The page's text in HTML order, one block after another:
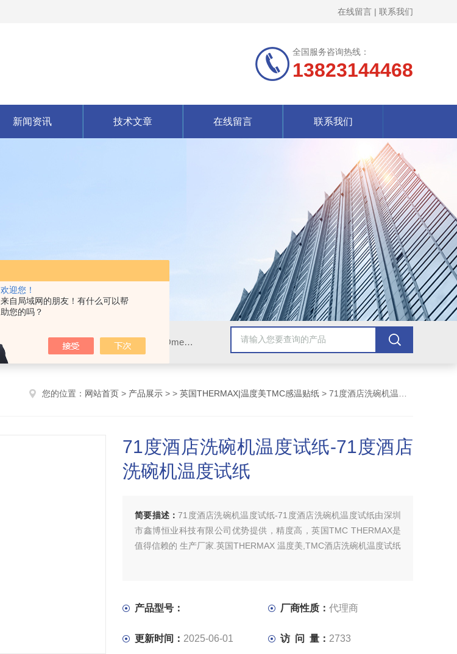
欢迎您！
来自局域网的朋友！有什么可以帮
助您的吗？
在线留言 | 联系我们
全国服务咨询热线：
13823144468
新闻资讯 技术文章 在线留言 联系我们
Omega插头,Omega测温线,热电偶测温线,热电偶线,铠装热电偶,热电偶连接器,热电偶插头,Omega热电偶线,T型热电偶线,TMC测温纸
您的位置： 网站首页 > 产品展示 > > 英国THERMAX|温度美TMC感温贴纸 > 71度酒店洗碗机温度试纸-71度酒店洗碗机温度试纸
71度酒店洗碗机温度试纸-71度酒店
洗碗机温度试纸
简要描述：71度酒店洗碗机温度试纸-71度酒店洗碗机温度试纸由深圳
市鑫博恒业科技有限公司优势提供，精度高，英国TMC THERMAX是
值得信赖的 生产厂家.英国THERMAX 温度美,TMC酒店洗碗机温度试纸
产品型号： 厂商性质： 代理商
更新时间： 2025-06-01 访 问 量： 2733